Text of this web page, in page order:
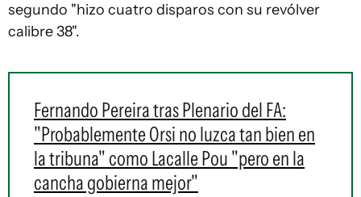
segundo "hizo cuatro disparos con su revólver
calibre 38".
Fernando Pereira tras Plenario del FA:
"Probablemente Orsi no luzca tan bien en
la tribuna" como Lacalle Pou "pero en la
cancha gobierna mejor"